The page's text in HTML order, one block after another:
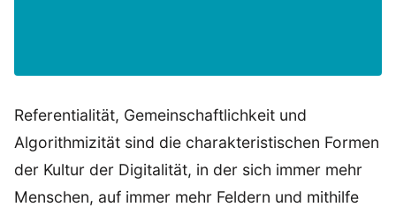
Referentialität, Gemeinschaftlichkeit und
Algorithmizität sind die charakteristischen Formen
der Kultur der Digitalität, in der sich immer mehr
Menschen, auf immer mehr Feldern und mithilfe